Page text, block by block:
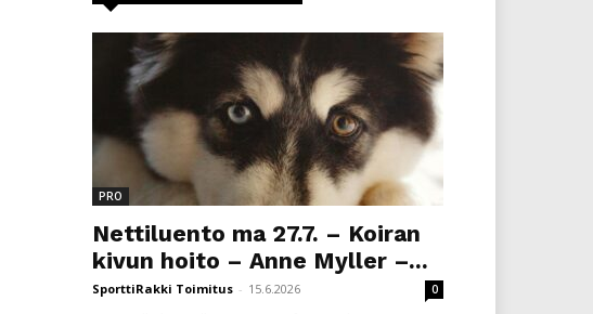
PRO
Nettiluento ma 27.7. – Koiran
kivun hoito – Anne Myller –...
SporttiRakki Toimitus - 15.6.2026 0